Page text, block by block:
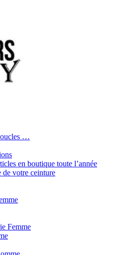
…
en boutique toute l’année
de votre ceinture
Femme